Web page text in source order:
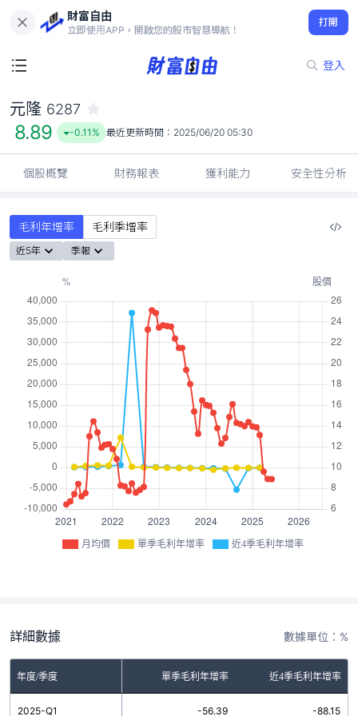
財富自由
立即使用APP，開啟您的股市智慧導航！
打開
登入
8.89
-0.11%
元隆 6287
8.89 -0.11% 最近更新時間： 2025/06/20 05:30
個股概覽 財務報表 獲利能力 安全性分析
毛利年增率 毛利季增率
近5年 季報
月均價 單季毛利年增率 近4季毛利年增率
詳細數據 數據單位：%
年度/季度 單季毛利年增率 近4季毛利年增率
2025-Q1 -56.39 -88.15